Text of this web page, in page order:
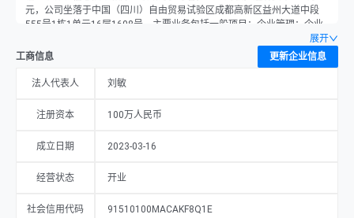
元，公司坐落于中国（四川）自由贸易试验区成都高新区益州大道中段
555号1栋1单元16层1608号，主要业务包括一般项目：企业管理；企业
管理咨询；大数据服务；供应链管理服务；旅游开发项目策划咨询；农业
科学研究和试验发展；人体干细胞技术开发和应用；数据处理服务；票据
信息咨询服务；商务代理代办服务；社会经济咨询服务；不动产登记代理
服务；破产清算服务；财务咨询；信息咨询服务（不含许可类信息咨询服
品牌管理；软件开发；法律咨询（不含依法须律师事务所执业许可的业
方可开展经营活动，具体经营项目以相关部门批准文件或许可证件为
展开
工商信息
更新企业信息
法人代表人 刘敏
注册资本 100万人民币
成立日期 2023-03-16
经营状态 开业
社会信用代码 91510100MACAKF8Q1E